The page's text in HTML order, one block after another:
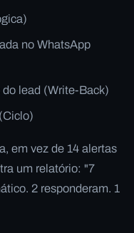
no WhatsApp
lead (Write-Back)
em vez de 14 alertas
um relatório: "7
2 responderam. 1